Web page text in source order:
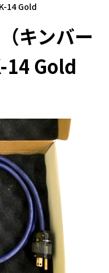
14 Gold
キンバー
14 Gold